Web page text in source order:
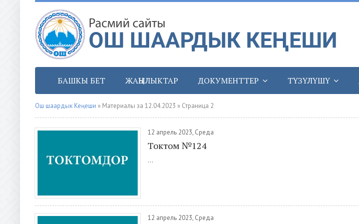
БАШКЫ БЕТ ЖАҢЫЛЫКТАР ДОКУМЕНТТЕР ТҮЗҮЛҮШҮ
Ош шаардык Кеңеши » Материалы за 12.04.2023 » Страница 2
12 апрель 2023, Среда
Токтом №124
...
12 апрель 2023, Среда